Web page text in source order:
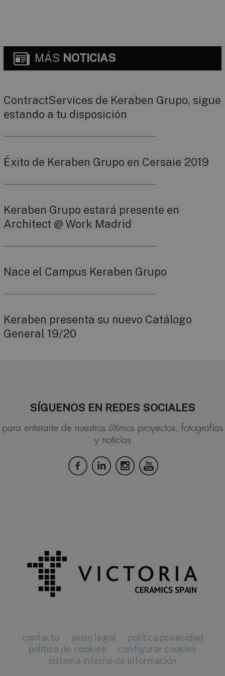
MÁS NOTICIAS
ContractServices de Keraben Grupo, sigue
estando a tu disposición
Éxito de Keraben Grupo en Cersaie 2019
Keraben Grupo estará presente en
Architect @ Work Madrid
Nace el Campus Keraben Grupo
Keraben presenta su nuevo Catálogo
General 19/20
SÍGUENOS EN REDES SOCIALES
para enterarte de nuestros últimos proyectos, fotografías
y noticias
contacto aviso legal
política privacidad
política de cookies
configurar cookies
sistema interno de información